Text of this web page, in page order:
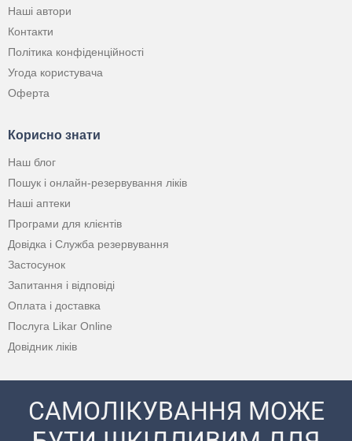
Наші автори
Контакти
Політика конфіденційності
Угода користувача
Оферта
Корисно знати
Наш блог
Пошук і онлайн-резервування ліків
Наші аптеки
Програми для клієнтів
Довідка і Служба резервування
Застосунок
Запитання і відповіді
Оплата і доставка
Послуга Likar Online
Довідник ліків
САМОЛІКУВАННЯ МОЖЕ